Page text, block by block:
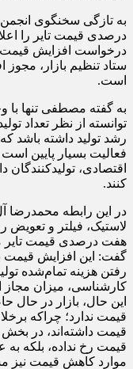
به تازگی سخنگوی
درصدی قیمت تایر را
درخواست افزایش
ستاد تنظیم بازار،
است.
به گفته مصطفی تنها با
توانسته از نظر تعداد
رشد تولید داشته باشد
فعالیت بسیار پایین
اقتصادی، تولیدکنندگان
کنند.
در این رابطه محمدرضا
لاستیک، فیلتر و تعویض
هفت درصدی قیمت تایر
گفت: این افزایش قیمت
رفتن هزینه تمام‌شده
کارشناسی، میزان مجاز
این حال، بازار در
قیمت ندارد؛ چراکه
قیمت داشته‌اند، در بخش
قیمت رخ نداده، بلکه
موارد کاهش قیمت نیز